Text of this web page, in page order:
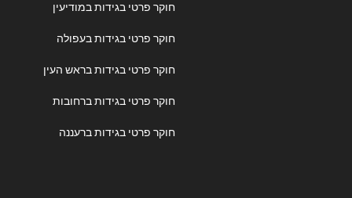
חוקר פרטי בגידות במודיעין
חוקר פרטי בגידות בעפולה
חוקר פרטי בגידות בראש העין
חוקר פרטי בגידות ברחובות
חוקר פרטי בגידות ברעננה